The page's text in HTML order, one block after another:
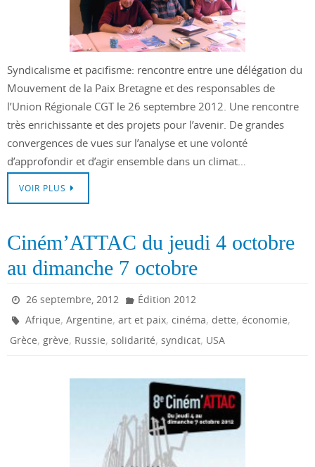
Syndicalisme et pacifisme: rencontre entre une délégation du
Mouvement de la Paix Bretagne et des responsables de
l’Union Régionale CGT le 26 septembre 2012. Une rencontre
très enrichissante et des projets pour l’avenir. De grandes
convergences de vues sur l’analyse et une volonté
d’approfondir et d’agir ensemble dans un climat…
VOIR PLUS
Ciném’ATTAC du jeudi 4 octobre
au dimanche 7 octobre
26 septembre, 2012
Édition 2012
Afrique,Argentine,art et paix,cinéma,dette,économie,
Grèce, grève, Russie, solidarité, syndicat, USA